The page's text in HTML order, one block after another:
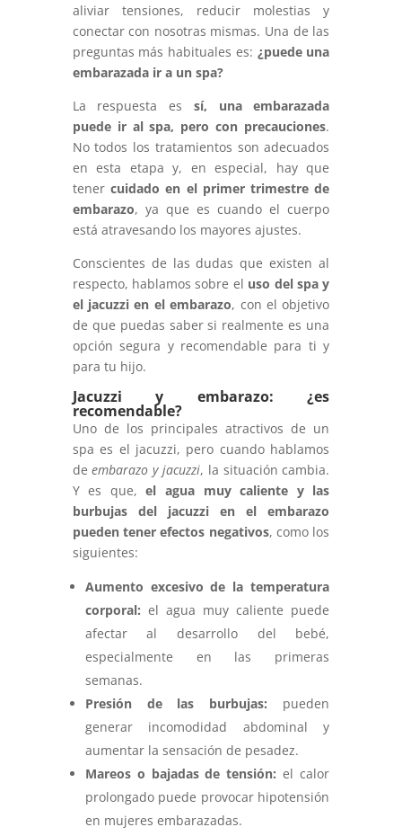
aliviar tensiones, reducir molestias y
conectar con nosotras mismas. Una de las
preguntas más habituales es: ¿puede una
embarazada ir a un spa?
La respuesta es sí, una embarazada
puede ir al spa, pero con precauciones.
No todos los tratamientos son adecuados
en esta etapa y, en especial, hay que
tener cuidado en el primer trimestre de
embarazo, ya que es cuando el cuerpo
está atravesando los mayores ajustes.
Conscientes de las dudas que existen al
respecto, hablamos sobre el uso del spa y
el jacuzzi en el embarazo, con el objetivo
de que puedas saber si realmente es una
opción segura y recomendable para ti y
para tu hijo.
Jacuzzi y embarazo: ¿es
recomendable?
Uno de los principales atractivos de un
spa es el jacuzzi, pero cuando hablamos
deembarazo y jacuzzi, la situación cambia.
Y es que,el agua muy caliente y las
burbujas del jacuzzi en el embarazo
pueden tener efectos negativos, como los
siguientes:
Aumento excesivo de la temperatura
corporal: el agua muy caliente puede
afectar al desarrollo del bebé,
especialmente en las primeras
semanas.
Presión de las burbujas: pueden
generar incomodidad abdominal y
aumentar la sensación de pesadez.
Mareos o bajadas de tensión: el calor
prolongado puede provocar hipotensión
en mujeres embarazadas.